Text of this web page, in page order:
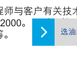
选
与客户有关
。同时，美